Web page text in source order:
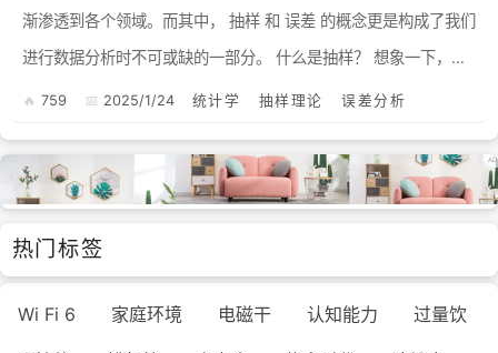
渐渗透到各个领域。而其中， 抽样 和 误差 的概念更是构成了我们
进行数据分析时不可或缺的一部分。 什么是抽样？ 想象一下，你
是一名市场调研员，需要了解消费者对某款新产品的看...
759 2025/1/24 统计学 抽样理论 误差分析
热门标签
Wi Fi 6 家庭环境 电磁干 认知能力 过量饮